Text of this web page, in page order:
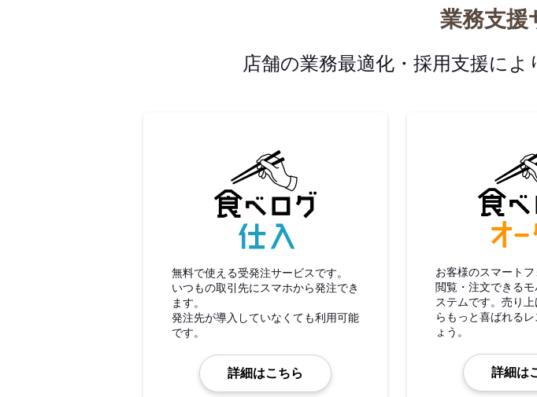
業務支援
店舗の業務最適化・採用支援に
無料で使える受発注サービスです。
いつもの取引先にスマホから発注でき
ます。
発注先が導入していなくても利用可能
です。
詳細はこちら
お客様のスマート
閲覧・注文できる
ステムです。売り
らもっと喜ばれる
ょう。
詳細は